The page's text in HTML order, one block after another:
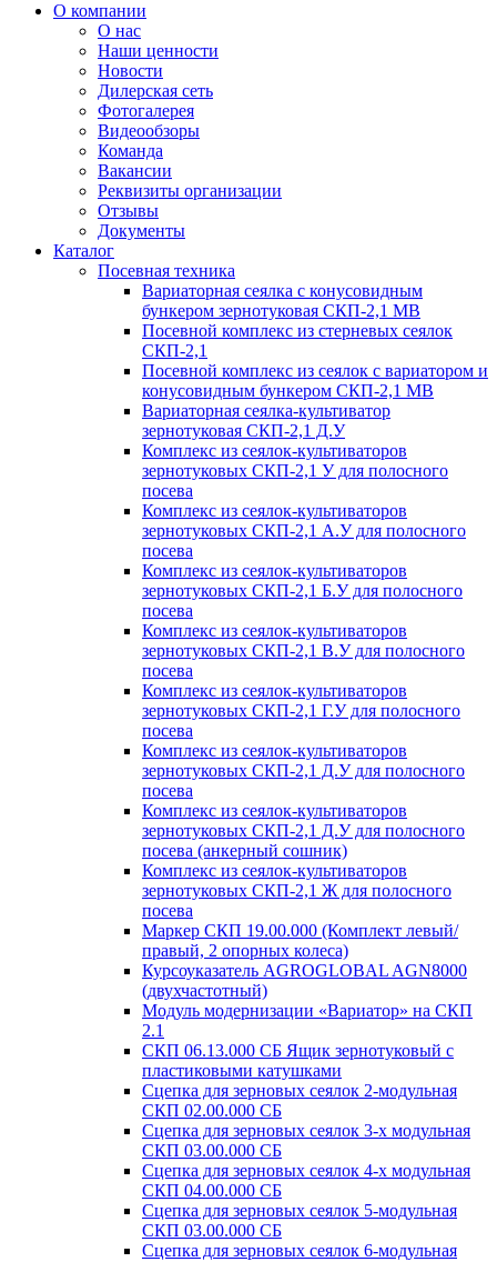
О компании
О нас
Наши ценности
Новости
Дилерская сеть
Фотогалерея
Видеообзоры
Команда
Вакансии
Реквизиты организации
Отзывы
Документы
Каталог
Посевная техника
Вариаторная сеялка с конусовидным
бункером зернотуковая СКП-2,1 МВ
Посевной комплекс из стерневых сеялок
СКП-2,1
Посевной комплекс из сеялок с вариатором и
конусовидным бункером СКП-2,1 МВ
Вариаторная сеялка-культиватор
зернотуковая СКП-2,1 Д.У
Комплекс из сеялок-культиваторов
зернотуковых СКП-2,1 У для полосного
посева
Комплекс из сеялок-культиваторов
зернотуковых СКП-2,1 А.У для полосного
посева
Комплекс из сеялок-культиваторов
зернотуковых СКП-2,1 Б.У для полосного
посева
Комплекс из сеялок-культиваторов
зернотуковых СКП-2,1 В.У для полосного
посева
Комплекс из сеялок-культиваторов
зернотуковых СКП-2,1 Г.У для полосного
посева
Комплекс из сеялок-культиваторов
зернотуковых СКП-2,1 Д.У для полосного
посева
Комплекс из сеялок-культиваторов
зернотуковых СКП-2,1 Д.У для полосного
посева (анкерный сошник)
Комплекс из сеялок-культиваторов
зернотуковых СКП-2,1 Ж для полосного
посева
Маркер СКП 19.00.000 (Комплект левый/
правый, 2 опорных колеса)
Курсоуказатель AGROGLOBAL AGN8000
(двухчастотный)
Модуль модернизации «Вариатор» на СКП
2.1
СКП 06.13.000 СБ Ящик зернотуковый с
пластиковыми катушками
Сцепка для зерновых сеялок 2-модульная
СКП 02.00.000 СБ
Сцепка для зерновых сеялок 3-х модульная
СКП 03.00.000 СБ
Сцепка для зерновых сеялок 4-х модульная
СКП 04.00.000 СБ
Сцепка для зерновых сеялок 5-модульная
СКП 03.00.000 СБ
Сцепка для зерновых сеялок 6-модульная